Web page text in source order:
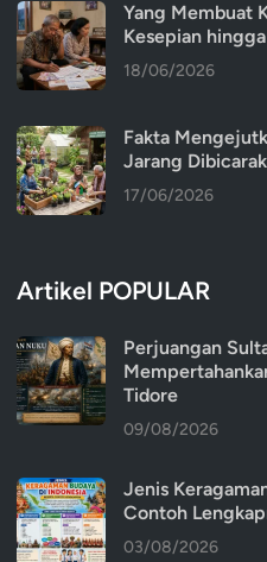
Yang Membuat
Kesepian
18/06/2026
Fakta
Jarang
17/06/2026
Artikel POPULAR
Perjuangan
Tidore
09/08/2026
Jenis
Contoh
03/08/2026